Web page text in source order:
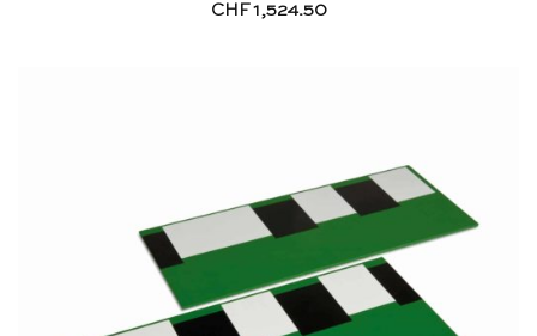
CHF 1,524.50